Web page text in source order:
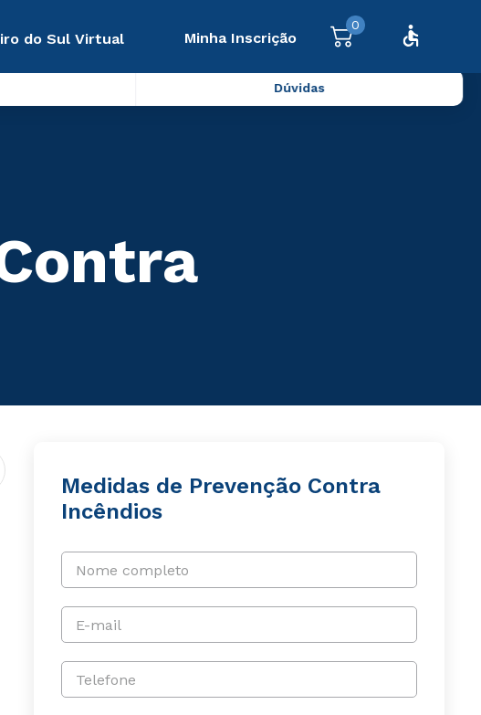
do Sul Virtual Minha Inscrição
0
Dúvidas
Medidas de Prevenção Contra
Incêndios
Nome completo
E-mail
Telefone